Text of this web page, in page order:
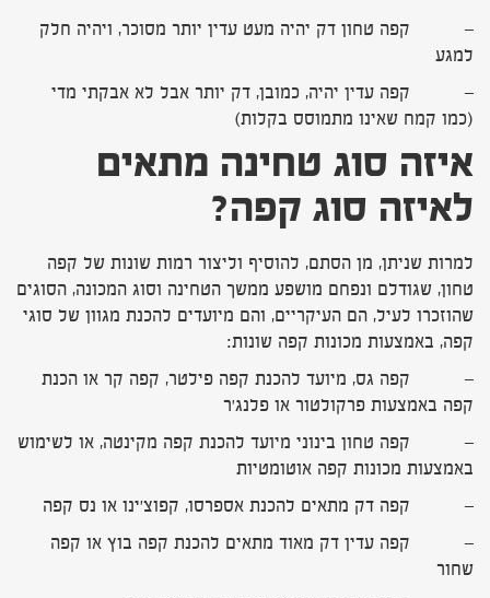
– קפה טחון דק יהיה מעט עדין יותר מסוכר, ויהיה חלק
למגע
– קפה עדין יהיה, כמובן, דק יותר אבל לא אבקתי מדי
(כמו קמח שאינו מתמוסס בקלות)
איזה סוג טחינה מתאים
לאיזה סוג קפה?
למרות שניתן, מן הסתם, להוסיף וליצור רמות שונות של קפה
טחון, שגודלם ונפחם מושפע ממשך הטחינה וסוג המכונה, הסוגים
שהוזכרו לעיל, הם העיקריים, והם מיועדים להכנת מגוון של סוגי
קפה, באמצעות מכונות קפה שונות:
– קפה גס, מיועד להכנת קפה פילטר, קפה קר או הכנת
קפה באמצעות פרקולטור או פלנג'ר
– קפה טחון בינוני מיועד להכנת קפה מקינטה, או לשימוש
באמצעות מכונות קפה אוטומטיות
– קפה דק מתאים להכנת אספרסו, קפוצ'ינו או נס קפה
– קפה עדין דק מאוד מתאים להכנת קפה בוץ או קפה
שחור